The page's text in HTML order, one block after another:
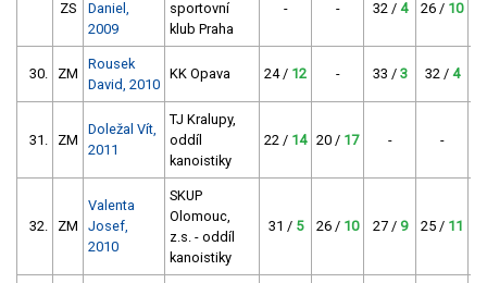
ZS
Daniel,
2009
sportovní
klub Praha
- - 32 / 4 26 / 10
30. ZM
Rousek
David, 2010
KK Opava 24 / 12 - 33 / 3 32 / 4
31. ZM
Doležal Vít,
2011
TJ Kralupy,
oddíl
kanoistiky
22 / 14 20 / 17 - -
32. ZM
Valenta
Josef,
2010
SKUP
Olomouc,
z.s. - oddíl
kanoistiky
31 / 5 26 / 10 27 / 9 25 / 11